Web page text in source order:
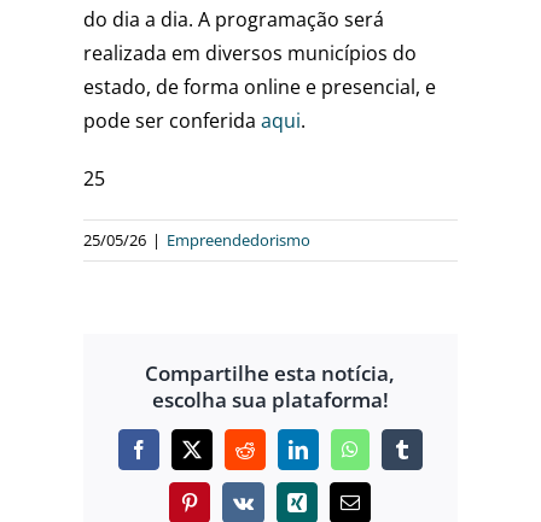
do dia a dia. A programação será
realizada em diversos municípios do
estado, de forma online e presencial, e
pode ser conferida aqui.
25
25/05/26 | Empreendedorismo
Compartilhe esta notícia,
escolha sua plataforma!
Facebook
X RedditLinkedInWhatsAppTumblr
Pinterest
Vk Xing
E-